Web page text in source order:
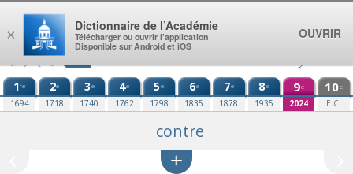
Aller au contenu
1re
1694
2e
1718
3e
1740
4e
1762
5e
1798
6e
1835
7e
1878
8e
1935
9e
2024
10e
E.C.
contre
×
Dictionnaire de l’Académie
Télécharger ou ouvrir l’application
Disponible sur Android et iOS
OUVRIR